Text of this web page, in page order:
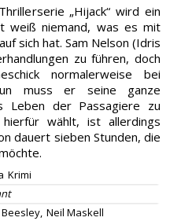
„Hijack“ wird ein
weiß niemand, was es mit
sich hat. Sam Nelson (Idris
zu führen, doch
normalerweise bei
muss er seine ganze
Leben der Passagiere zu
wählt, ist allerdings
dauert sieben Stunden, die
Krimi
Neil Maskell